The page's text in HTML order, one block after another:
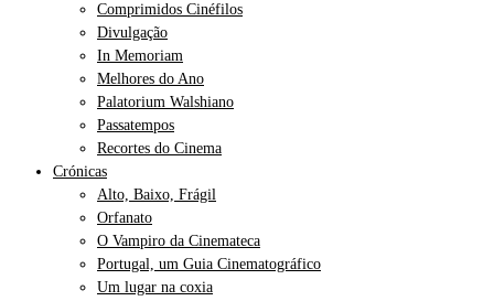
Comprimidos Cinéfilos
Divulgação
In Memoriam
Melhores do Ano
Palatorium Walshiano
Passatempos
Recortes do Cinema
Crónicas
Alto, Baixo, Frágil
Orfanato
O Vampiro da Cinemateca
Portugal, um Guia Cinematográfico
Um lugar na coxia